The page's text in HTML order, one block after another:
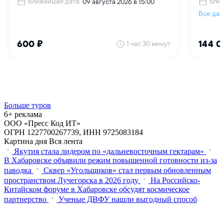
Больше туров
6+ реклама
ООО «Пресс Код ИТ»
ОГРН 1227700267739, ИНН 9725083184
Картина дня Вся лента
Якутия стала лидером по «дальневосточным гектарам»
В Хабаровске объявили режим повышенной готовности из‑за
паводка
Сквер «Угольщиков» стал первым обновленным
пространством Лучегорска в 2026 году
На Российско-
Китайском форуме в Хабаровске обсудят космическое
партнерство
Ученые ДВФУ нашли выгодный способ